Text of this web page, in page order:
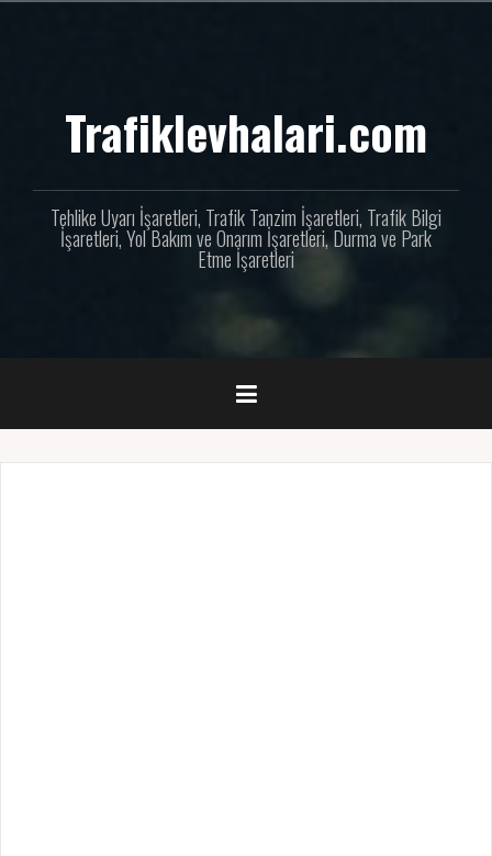
Trafiklevhalari.com
Tehlike Uyarı İşaretleri, Trafik Tanzim İşaretleri, Trafik Bilgi
İşaretleri, Yol Bakım ve Onarım İşaretleri, Durma ve Park
Etme İşaretleri